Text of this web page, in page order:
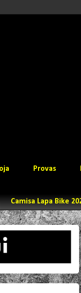
Provas
Camisa Lapa Bike